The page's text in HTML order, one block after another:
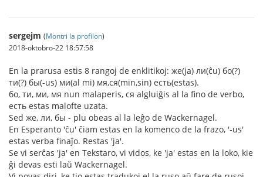
sergejm (Montri la profilon)
2018-oktobro-22 18:57:58
En la prarusa estis 8 rangoj de enklitikoj: же(ja) ли(ĉu) бо(?)
ти(?) бы(-us) ми(al mi) мя,ся(min,sin) есть(estas).
бо, ти, ми, мя nun malaperis, ся algluiĝis al la fino de verbo,
есть estas malofte uzata.
Sed же, ли, бы - plu obeas al la leĝo de Wackernagel.
En Esperanto 'ĉu' ĉiam estas en la komenco de la frazo, '-us'
estas verba finaĵo. Restas 'ja'.
Se vi serĉas 'ja' en Tekstaro, vi vidos, ke 'ja' estas en la loko, kie
ĝi devas esti laŭ Wackernagel.